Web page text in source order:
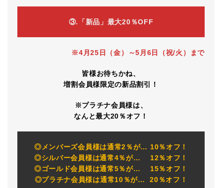
③.「新品」最大20％OFF
※4月25日（金）～5月6日（祝/火）まで
皆様お待ちかね、
増割会員様限定の新品割引！
※プラチナ会員様は、
なんと最大20％オフ！
◎メンバーズ会員様は通常2％が… 10％オフ！
◎シルバー会員様は通常4％が… 12％オフ！
◎ゴールド会員様は通常5％が… 15％オフ！
◎プラチナ会員様は通常10％が… 20％オフ！